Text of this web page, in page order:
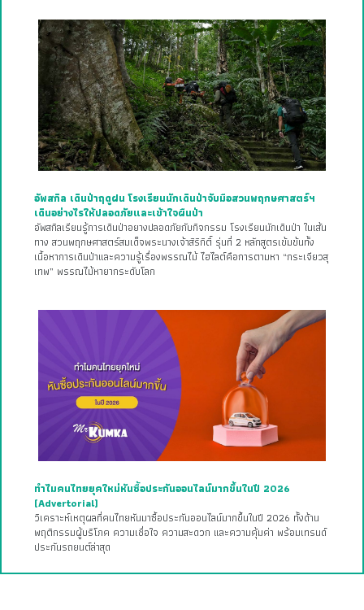
อัพสกิล เดินป่าฤดูฝน โรงเรียนนักเดินป่าจับมือสวนพฤกษศาสตร์ฯ
เดินอย่างไรให้ปลอดภัยและเข้าใจผืนป่า
อัพสกิลเรียนรู้การเดินป่าอยางปลอดภัยกับกิจกรรม โรงเรียนนักเดินป่า ในเส้น
ทาง สวนพฤกษศาสตร์สมเด็จพระนางเจ้าสิริกิติ์ รุ่นที่ 2 หลักสูตรเข้มข้นทั้ง
เนื้อหาการเดินป่าและความรู้เรื่องพรรณไม้ ไฮไลต์คือการตามหา “กระเจียวสุ
เทพ” พรรณไม้หายากระดับโลก
ทำไมคนไทยยุคใหม่หันซื้อประกันออนไลน์มากขึ้นในปี 2026
(Advertorial)
วิเคราะห์เหตุผลที่คนไทยหันมาซื้อประกันออนไลน์มากขึ้นในปี 2026 ทั้งด้าน
พฤติกรรมผู้บริโภค ความเชื่อใจ ความสะดวก และความคุ้มค่า พร้อมเทรนด์
ประกันรถยนต์ล่าสุด